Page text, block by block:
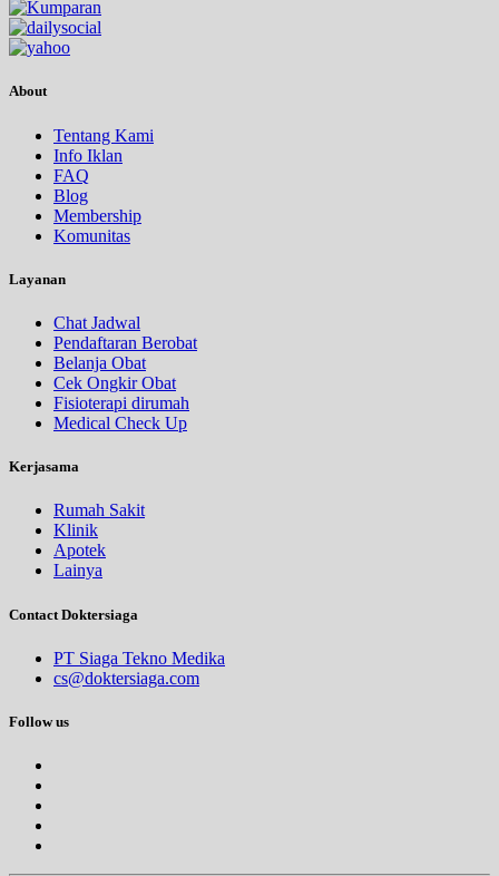
About
Tentang Kami
Info Iklan
FAQ
Blog
Membership
Komunitas
Layanan
Chat Jadwal
Pendaftaran Berobat
Belanja Obat
Cek Ongkir Obat
Fisioterapi dirumah
Medical Check Up
Kerjasama
Rumah Sakit
Klinik
Apotek
Lainya
Contact Doktersiaga
PT Siaga Tekno Medika
cs@doktersiaga.com
Follow us